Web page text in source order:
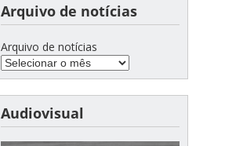
Arquivo de notícias
Arquivo de notícias
Audiovisual